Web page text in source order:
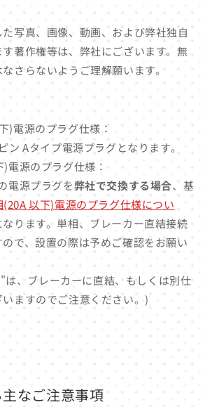
た写真、画像、動画、および弊社独自
著作権等は、弊社にございます。無
さらないようご理解願います。
)電源のプラグ仕様：
ン Aタイプ電源プラグとなります。
)電源のプラグ仕様：
電源プラグを弊社で交換する場合、基
(20A 以下)電源のプラグ仕様につい
なります。単相、ブレーカー直結接続
で、設置の際は予めご確認をお願い
"は、ブレーカーに直結、もしくは別仕
ますのでご注意ください。)
なご注意事項